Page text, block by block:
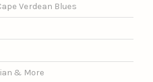
Verdean Blues
& More